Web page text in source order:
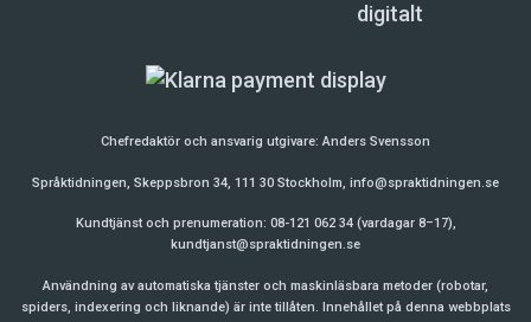
digitalt
Chefredaktör och ansvarig utgivare:Anders Svensson
Språktidningen, Skeppsbron 34, 111 30 Stockholm, info@spraktidningen.se
Kundtjänst och prenumeration: 08-121 062 34 (vardagar 8–17),
kundtjanst@spraktidningen.se
Användning av automatiska tjänster och maskinläsbara metoder (robotar,
spiders, indexering och liknande) är inte tillåten. Innehållet på denna webbplats